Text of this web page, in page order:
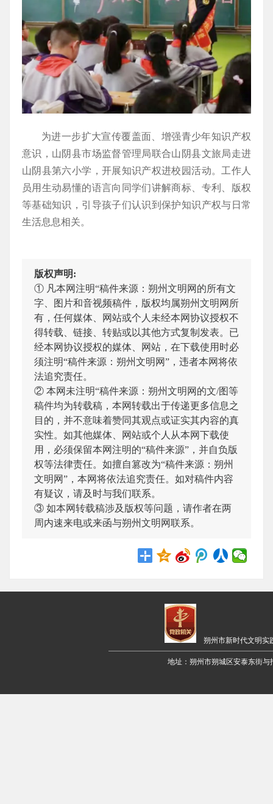
为进一步扩大宣传覆盖面、增强青少年知识产权
意识，山阴县市场监督管理局联合山阴县文旅局走进
山阴县第六小学，开展知识产权进校园活动。工作人
员用生动易懂的语言向同学们讲解商标、专利、版权
等基础知识，引导孩子们认识到保护知识产权与日常
生活息息相关。
版权声明:
① 凡本网注明“稿件来源：朔州文明网的所有文
字、图片和音视频稿件，版权均属朔州文明网所
有，任何媒体、网站或个人未经本网协议授权不
得转载、链接、转贴或以其他方式复制发表。已
经本网协议授权的媒体、网站，在下载使用时必
须注明“稿件来源：朔州文明网”，违者本网将依
法追究责任。
② 本网未注明“稿件来源：朔州文明网的文/图等
稿件均为转载稿，本网转载出于传递更多信息之
目的，并不意味着赞同其观点或证实其内容的真
实性。如其他媒体、网站或个人从本网下载使
用，必须保留本网注明的“稿件来源”，并自负版
权等法律责任。如擅自篡改为“稿件来源：朔州
文明网”，本网将依法追究责任。如对稿件内容
有疑议，请及时与我们联系。
③ 如本网转载稿涉及版权等问题，请作者在两
周内速来电或来函与朔州文明网联系。
朔州市新时代文明
地址：朔州市朔城区安泰东街与